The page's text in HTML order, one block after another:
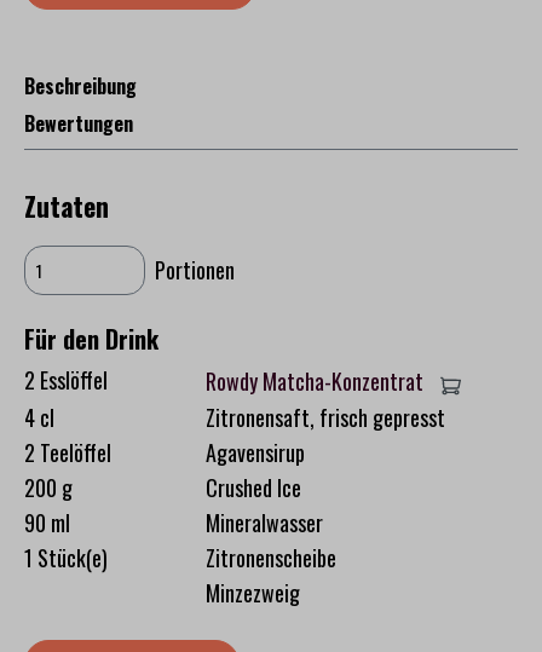
Beschreibung
Bewertungen
Zutaten
Portionen
Für den Drink
2 Esslöffel
Rowdy Matcha-Konzentrat
4 cl
Zitronensaft, frisch gepresst
2 Teelöffel
Agavensirup
200 g
Crushed Ice
90 ml
Mineralwasser
1 Stück(e)
Zitronenscheibe
Minzezweig